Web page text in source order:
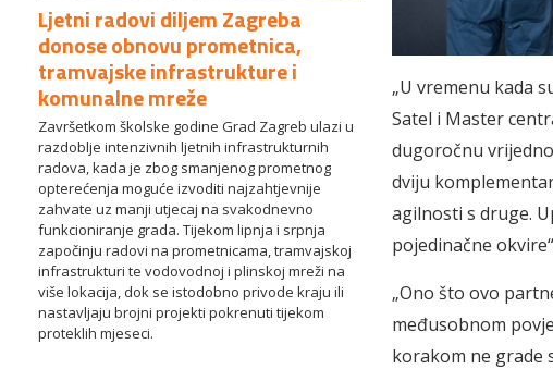
Ljetni radovi diljem Zagreba
donose obnovu prometnica,
tramvajske infrastrukture i
komunalne mreže
Završetkom školske godine Grad Zagreb ulazi u
razdoblje intenzivnih ljetnih infrastrukturnih
radova, kada je zbog smanjenog prometnog
opterećenja moguće izvoditi najzahtjevnije
zahvate uz manji utjecaj na svakodnevno
funkcioniranje grada. Tijekom lipnja i srpnja
započinju radovi na prometnicama, tramvajskoj
infrastrukturi te vodovodnoj i plinskoj mreži na
više lokacija, dok se istodobno privode kraju ili
nastavljaju brojni projekti pokrenuti tijekom
proteklih mjeseci.
„U vremenu kada
Satel i Master
dugoročnu
dviju
agilnosti s druge.
pojedinačne
„Ono što ovo
međusobnom
korakom ne grade